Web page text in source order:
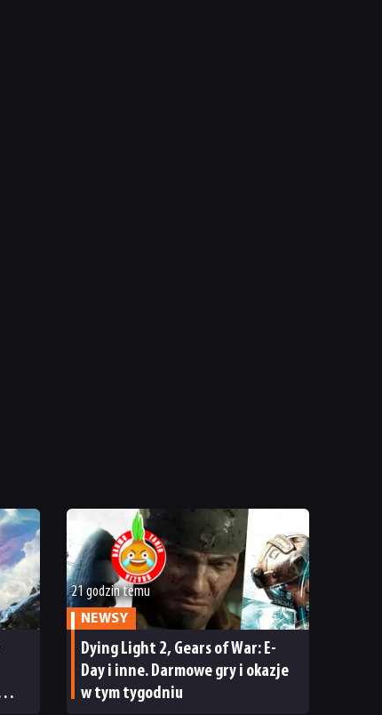
21 godzin temu
NEWSY
Dying Light 2, Gears of War: E-
Day i inne. Darmowe gry i okazje
w tym tygodniu